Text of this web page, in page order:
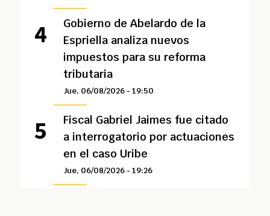
Gobierno de Abelardo de la
Espriella analiza nuevos
impuestos para su reforma
tributaria
Jue, 06/08/2026 - 19:50
Fiscal Gabriel Jaimes fue citado
a interrogatorio por actuaciones
en el caso Uribe
Jue, 06/08/2026 - 19:26